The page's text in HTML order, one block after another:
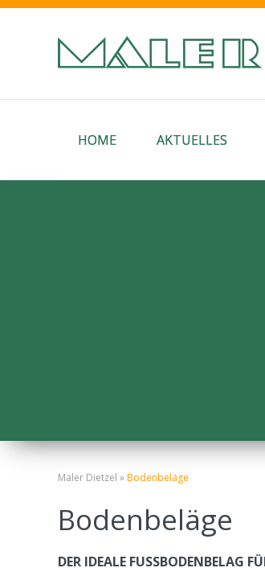
HOME AKTUELLES
Maler Dietzel »Bodenbeläge
Bodenbeläge
DER IDEALE FUSSBODENBELAG